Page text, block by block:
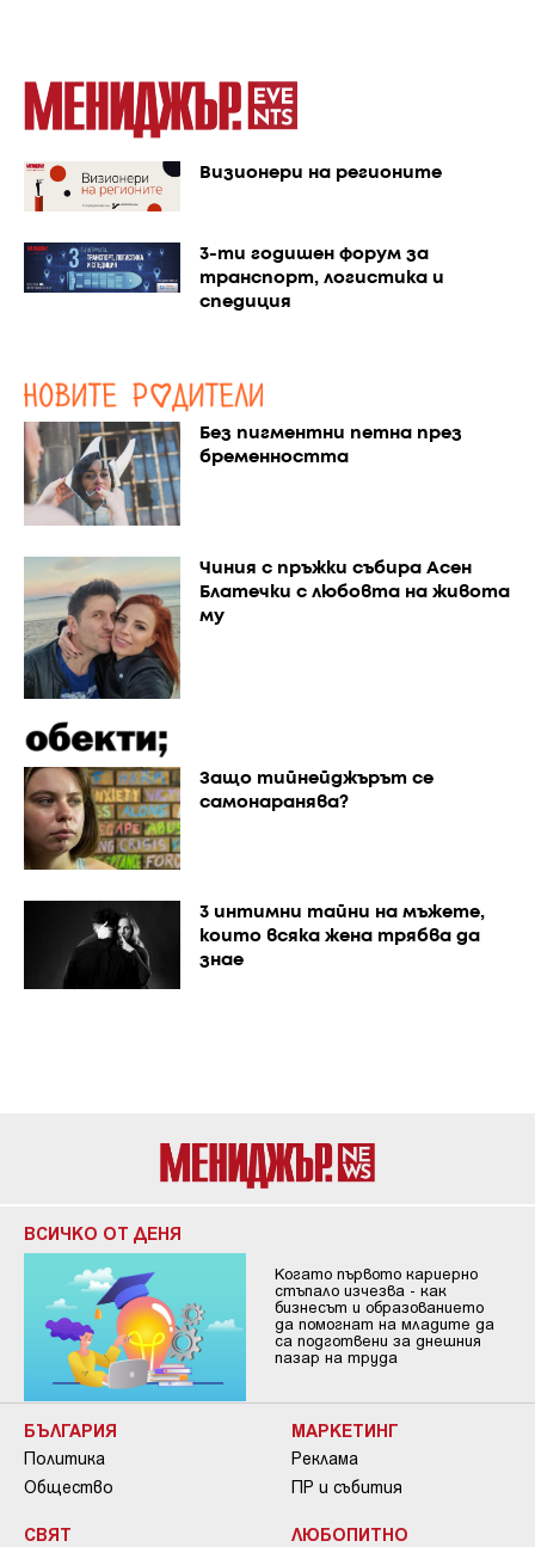
Визионери на регионите
3-ти годишен форум за
транспорт, логистика и
спедиция
Без пигментни петна през
бременността
Чиния с пръжки събира Асен
Блатечки с любовта на живота
му
Защо тийнейджърът се
самонаранява?
3 интимни тайни на мъжете,
които всяка жена трябва да
знае
ВСИЧКО ОТ ДЕНЯ
Когато първото кариерно
стъпало изчезва - как
бизнесът и образованието
да помогнат на младите да
са подготвени за днешния
пазар на труда
БЪЛГАРИЯ
Политика
Общество
СВЯТ
МАРКЕТИНГ
Реклама
ПР и събития
ЛЮБОПИТНО